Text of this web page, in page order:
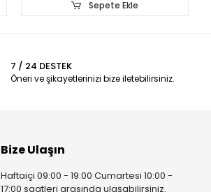
Sepete Ekle
7 / 24 DESTEK
Öneri ve şikayetlerinizi bize iletebilirsiniz.
Bize Ulaşın
Haftaiçi 09:00 - 19:00 Cumartesi 10:00 -
17:00 saatleri arasında ulaşabilirsiniz.